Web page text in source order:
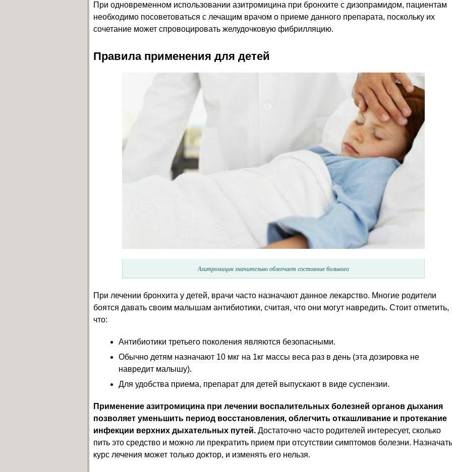
При одновременном использовании азитромицина при бронхите с дизопрамидом, пациентам
необходимо посоветоваться с лечащим врачом о приеме данного препарата, поскольку их
сочетание может спровоцировать желудочковую фибрилляцию.
Правила применения для детей
Азитромицин значительно облегчает состояние больного
При лечении бронхита у детей, врачи часто назначают данное лекарство. Многие родители
боятся давать своим малышам антибиотики, считая, что они могут навредить. Стоит отметить,
что:
Антибиотики третьего поколения являются безопасными.
Обычно детям назначают 10 мкг на 1кг массы веса раз в день (эта дозировка не
навредит малышу).
Для удобства приема, препарат для детей выпускают в виде суспензии.
Применение азитромицина при лечении воспалительных болезней органов дыхания
позволяет уменьшить период восстановления, облегчить откашливание и протекание
инфекции верхних дыхательных путей. Достаточно часто родителей интересует, сколько
пить это средство и можно ли прекратить прием при отсутствии симптомов болезни. Назначать
курс лечения может только доктор, и изменять его нельзя.